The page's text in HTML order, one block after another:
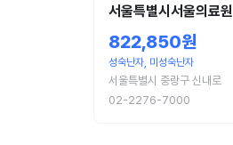
서울특별시서울의료원
822,850원
성숙난자, 미성숙난자
서울특별시 중랑구 신내로
02-2276-7000